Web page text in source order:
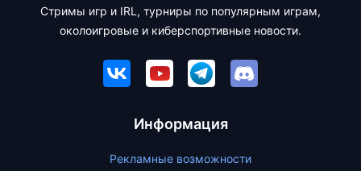
Стримы игр и IRL, турниры по популярным играм,
околоигровые и киберспортивные новости.
Информация
Рекламные возможности